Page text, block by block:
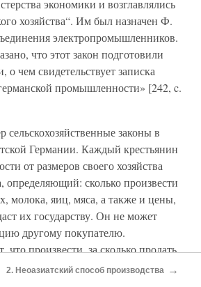
экономики и возглавлялись
хозяйства“. Им был назначен Ф.
электропромышленников.
что этот закон подготовили
чем свидетельствует записка
промышленности» [242, c.
законы в
Германии. Каждый крестьянин
от размеров своего хозяйства
определяющий: сколько произвести
молока, яиц, мяса, а также и цены,
их государству. Он не может
другому покупателю.
что произвести, за сколько продать
2. Неоазиатский способ производства →